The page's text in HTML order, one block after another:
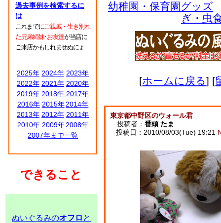
過去事例を検索するに
は
これまでにご親戚・生き別れ
た兄弟姉妹･お友達が当店に
ご来店かもしれませぬにょ
2025年 2024年 2023年
2022年 2021年 2020年
2019年 2018年 2017年
2016年 2015年 2014年
2013年 2012年 2011年
2010年 2009年 2008年
2007年まで一覧
できること
ぬいぐるみのオフロ と
幼稚園・保育園グッズ
ぎ・虫
[ホームに戻る] [
東京都中野区のウォール君
投稿者： 番頭 たま
投稿日：2010/08/03(Tue) 19:21